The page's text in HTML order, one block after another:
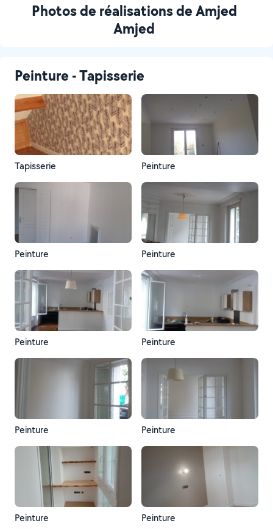
Photos de réalisations de Amjed
Amjed
Peinture - Tapisserie
Tapisserie Peinture
Peinture Peinture
Peinture Peinture
Peinture Peinture
Peinture Peinture